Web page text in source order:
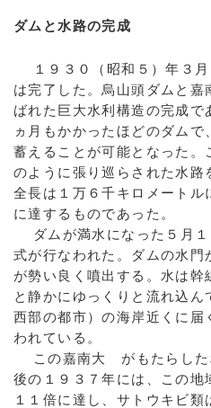
ダムと水路の完成
１９３０（昭和５）年３月
は完了した。烏山頭ダムと
ばれた巨大水利構造の完成で
ヵ月もかかったほどのダム
蓄えることが可能となった。
のように張り巡らされた水路
全長は１万６千キロメートル
に達するものであった。
ダムが満水になった５月１
式が行なわれた。ダムの水門
が勢い良く噴出する。水は
と静かにゆっくりと流れ込
西部の都市）の海岸近くに届
われている。
この嘉南大 がもたらした
後の１９３７年には、この地
１１倍に達し、サトウキビ